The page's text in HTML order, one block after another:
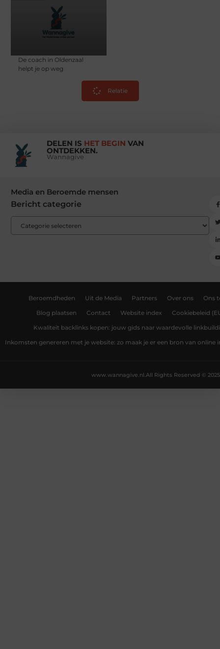
De coach in Oldenzaal
helpt je op weg
Relatie
DELEN IS HET BEGIN VAN
ONTDEKKEN.
Wannagive
Media en Beroemde mensen
Bericht categorie
Beroemdheden Uit de Media Partners Over ons Ons
Blog plaatsen Contact Website index Cookiebeleid
Kwaliteit backlinks kopen: jouw gids naar waardevolle
Inkomsten genereren met je website: zo maak je er een bron van online
All Rights Reserved © 2025
www.wannagive.nl.